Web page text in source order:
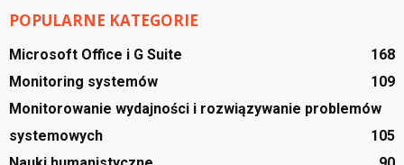
POPULARNE KATEGORIE
Microsoft Office i G Suite
168
Monitoring systemów
109
Monitorowanie wydajności i rozwiązywanie problemów
systemowych
105